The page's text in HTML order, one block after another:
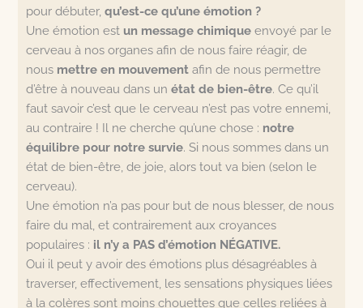
pour débuter,qu’est-ce qu’une émotion ?
Une émotion est un message chimique envoyé par le
cerveau à nos organes afin de nous faire réagir, de
nous mettre en mouvementafin de nous permettre
d’être à nouveau dans unétat de bien-être. Ce qu’il
faut savoir c’est que le cerveau n’est pas votre ennemi,
au contraire ! Il ne cherche qu’une chose : notre
équilibre pour notre survie. Si nous sommes dans un
état de bien-être, de joie, alors tout va bien (selon le
cerveau).
Une émotion n’a pas pour but de nous blesser, de nous
faire du mal, et contrairement aux croyances
populaires : il n’y a PAS d’émotion NÉGATIVE.
Oui il peut y avoir des émotions plus désagréables à
traverser, effectivement, les sensations physiques liées
à la colères sont moins chouettes que celles reliées à